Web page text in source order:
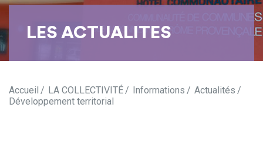
LES ACTUALITES
Accueil LA COLLECTIVITÉ Informations
Actualités
Développement territorial